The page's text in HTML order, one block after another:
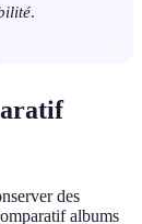
.
des
albums